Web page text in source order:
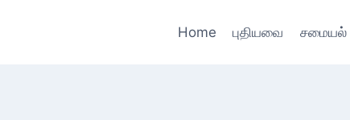
Home புதியவை சமையல்